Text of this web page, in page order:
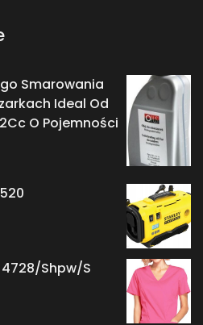
Smarowania
Ideal Od
O Pojemności
4728/Shpw/S